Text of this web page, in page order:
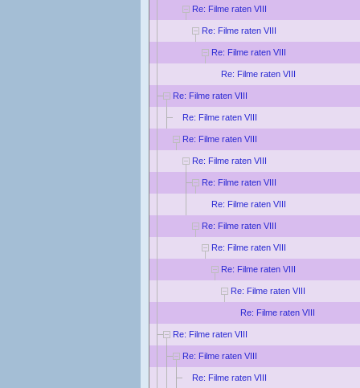
Re: Filme raten VIII
Re: Filme raten VIII
Re: Filme raten VIII
Re: Filme raten VIII
Re: Filme raten VIII
Re: Filme raten VIII
Re: Filme raten VIII
Re: Filme raten VIII
Re: Filme raten VIII
Re: Filme raten VIII
Re: Filme raten VIII
Re: Filme raten VIII
Re: Filme raten VIII
Re: Filme raten VIII
Re: Filme raten VIII
Re: Filme raten VIII
Re: Filme raten VIII
Re: Filme raten VIII